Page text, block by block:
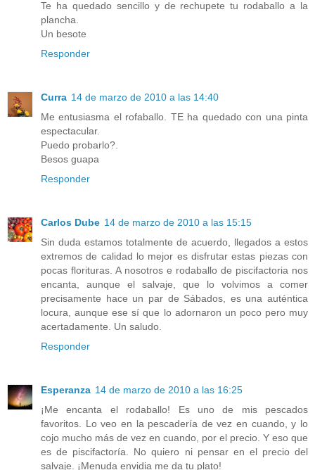
Te ha quedado sencillo y de rechupete tu rodaballo a la
plancha.
Un besote
Responder
Curra 14 de marzo de 2010 a las 14:40
Me entusiasma el rofaballo. TE ha quedado con una pinta
espectacular.
Puedo probarlo?.
Besos guapa
Responder
Carlos Dube 14 de marzo de 2010 a las 15:15
Sin duda estamos totalmente de acuerdo, llegados a estos
extremos de calidad lo mejor es disfrutar estas piezas con
pocas florituras. A nosotros e rodaballo de piscifactoria nos
encanta, aunque el salvaje, que lo volvimos a comer
precisamente hace un par de Sábados, es una auténtica
locura, aunque ese sí que lo adornaron un poco pero muy
acertadamente. Un saludo.
Responder
Esperanza 14 de marzo de 2010 a las 16:25
¡Me encanta el rodaballo! Es uno de mis pescados
favoritos. Lo veo en la pescadería de vez en cuando, y lo
cojo mucho más de vez en cuando, por el precio. Y eso que
es de piscifactoría. No quiero ni pensar en el precio del
salvaje. ¡Menuda envidia me da tu plato!